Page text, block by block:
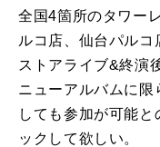
全国4箇所のタワー
ルコ店、仙台パル
ストアライブ&終演
ニューアルバムに
しても参加が可能
ックして欲しい。